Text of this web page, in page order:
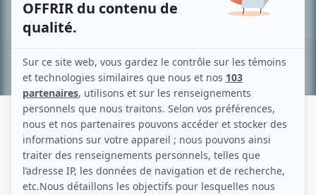
Recherche avancée »
PERLE DESJARDINS
Liens
Fiche de Perle Desjardins sur Showbizz.net